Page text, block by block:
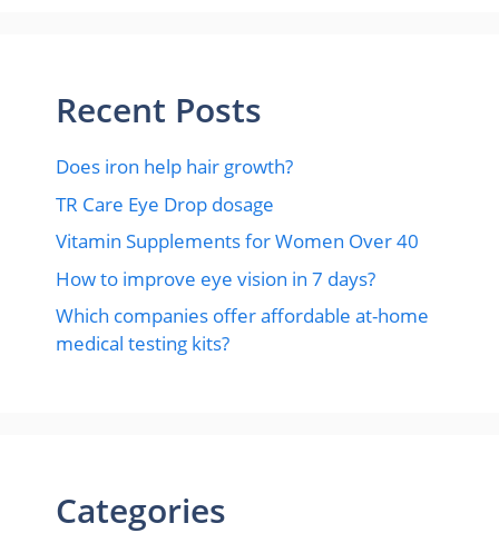
Recent Posts
Does iron help hair growth?​
TR Care Eye Drop dosage
Vitamin Supplements for Women Over 40
How to improve eye vision in 7 days?
Which companies offer affordable at-home
medical testing kits?
Categories